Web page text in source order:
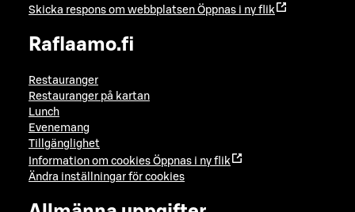
Skicka respons om webbplatsen Öppnas i ny flik
Raflaamo.fi
Restauranger
Restauranger på kartan
Lunch
Evenemang
Tillgänglighet
Information om cookies Öppnas i ny flik
Ändra inställningar för cookies